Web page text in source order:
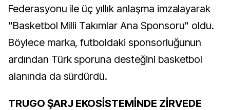
Federasyonu ile üç yıllık anlaşma imzalayarak
"Basketbol Milli Takımlar Ana Sponsoru" oldu.
Böylece marka, futboldaki sponsorluğunun
ardından Türk sporuna desteğini basketbol
alanında da sürdürdü.
TRUGO ŞARJ EKOSİSTEMİNDE ZİRVEDE